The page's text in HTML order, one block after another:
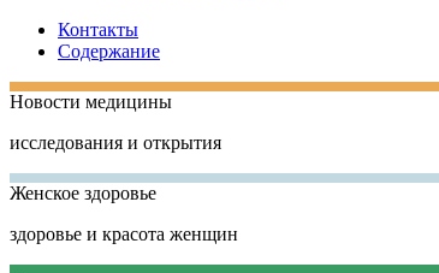
Контакты
Содержание
Новости медицины
исследования и открытия
Женское здоровье
здоровье и красота женщин